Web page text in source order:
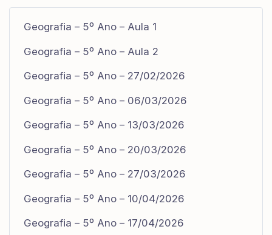
Geografia – 5º Ano – Aula 1
Geografia – 5º Ano – Aula 2
Geografia – 5º Ano – 27/02/2026
Geografia – 5º Ano – 06/03/2026
Geografia – 5º Ano – 13/03/2026
Geografia – 5º Ano – 20/03/2026
Geografia – 5º Ano – 27/03/2026
Geografia – 5º Ano – 10/04/2026
Geografia – 5º Ano – 17/04/2026